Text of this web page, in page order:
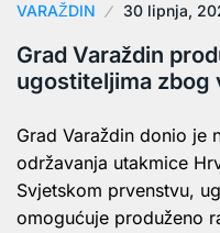
VARAŽDIN 30 lipnja,
Grad Varaždin
ugostiteljima zbog
Grad Varaždin donio je
održavanja utakmice
Svjetskom prvenstvu,
omogućuje produženo